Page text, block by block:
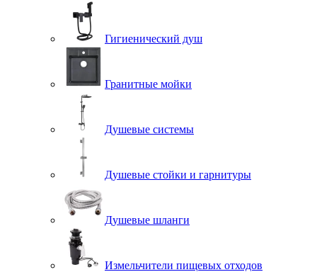
Гигиенический душ
Гранитные мойки
Душевые системы
Душевые стойки и гарнитуры
Душевые шланги
Измельчители пищевых отходов